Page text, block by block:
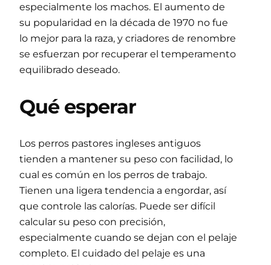
especialmente los machos. El aumento de
su popularidad en la década de 1970 no fue
lo mejor para la raza, y criadores de renombre
se esfuerzan por recuperar el temperamento
equilibrado deseado.
Qué esperar
Los perros pastores ingleses antiguos
tienden a mantener su peso con facilidad, lo
cual es común en los perros de trabajo.
Tienen una ligera tendencia a engordar, así
que controle las calorías. Puede ser difícil
calcular su peso con precisión,
especialmente cuando se dejan con el pelaje
completo. El cuidado del pelaje es una